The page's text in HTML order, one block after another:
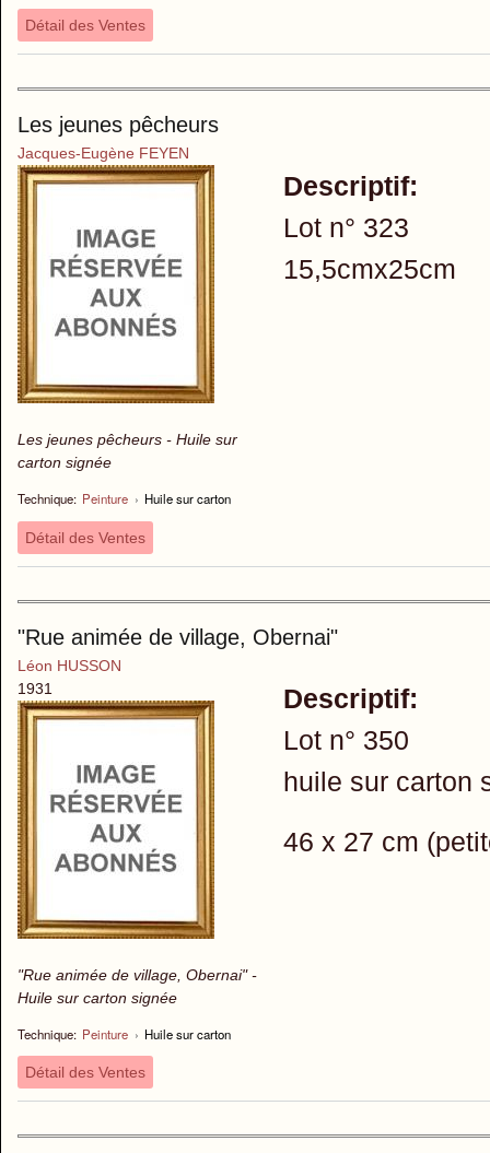
Détail des Ventes
Les jeunes pêcheurs
Jacques-Eugène FEYEN
Les jeunes pêcheurs - Huile sur
carton signée
Technique: Peinture › Huile sur carton
Descriptif:
Lot n° 323
15,5cmx25cm
Détail des Ventes
"Rue animée de village, Obernai"
Léon HUSSON
1931
"Rue animée de village, Obernai" -
Huile sur carton signée
Technique: Peinture › Huile sur carton
Descriptif:
Lot n° 350
huile sur carton
46 x 27 cm
Détail des Ventes